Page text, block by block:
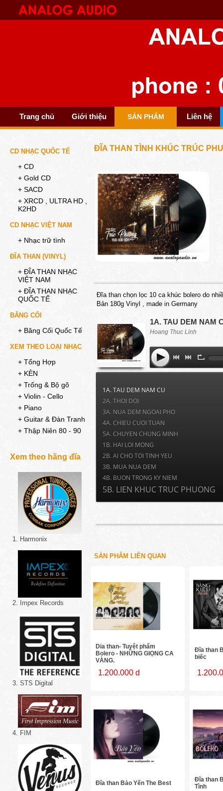
Trang chủ Giới thiệu SẢN PHẨM Liên hệ
CD NHẠC QUỐC TẾ
+ CD
+ Gold CD
+ SACD
+ XRCD , ULTRA HD ,
K2HD
CD NHẠC VIỆT NAM
+ Nhạc trữ tình
ĐĨA THAN (VINYL)
+ ĐĨA THAN NHẠC
VIỆT NAM
+ ĐĨA THAN NHẠC
QUỐC TẾ
BĂNG CỐI
+ Băng Cối Quốc Tế
XEM THEO LOẠI NHẠC
+ Tổng Hợp
+ KÈN
+ Trống & Bộ gõ
+ Violin - Cello
+ Piano
+ Guitar & Đàn Tranh
+ Thập Niên 80 - 90
Xem theo hãng đĩa
1. Harmonix
2. Impex Records
3. STS Digital
4. FIM
ĐĨA THAN TÌNH KHÚC TRÚC
Đĩa than chọn lọc 10 ca khúc bolero do
Bản 180g Vinyl , made in Germany
1A. TAU DEM NAM
Hoang Thuc Linh
1A. TAU DEM NAM CU
2A. THOI DOI
3A. NUA DEM NGOAI PHO
4A. CHIEU CUOI TUAN
5A. CHUYEN CHUNG MINH
1B. HAI LOI MONG
2B. AI CHO TOI TINH YEU
3B. MUA NUA DEM
4B. BUON TRONG KY NIEM
5B. LIEN KHUC TRUC PHUONG
SẢN PHẨM LIÊN QUAN
Dia than- Tuyệt phẩm
Bolero - NHỮNG GIỌNG CA
VÀNG.
1.200.000 d
Đĩa than
biếc
Đĩa than Bảo Yến The Best
Đĩa than
Tình